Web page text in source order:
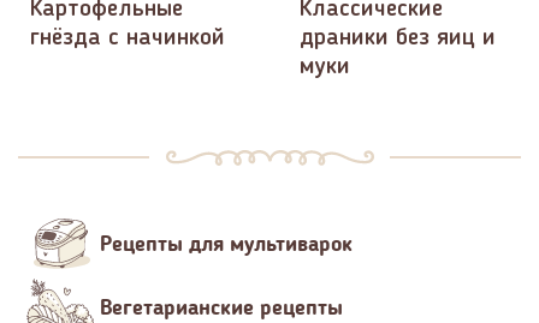
Картофельные
гнёзда с начинкой
Классические
драники без яиц и
муки
Рецепты для мультиварок
Вегетарианские рецепты